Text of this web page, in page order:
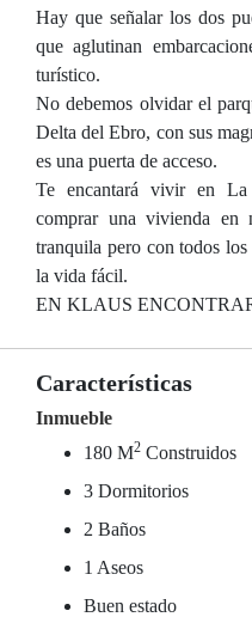
Hay que señalar los dos
que aglutinan
turístico.
No debemos olvidar el
Delta del Ebro, con sus
es una puerta de acceso.
Te encantará vivir en
comprar una vivienda en
tranquila pero con todos los
la vida fácil.
EN KLAUS
Características
Inmueble
180 M2 Construidos
3 Dormitorios
2 Baños
1 Aseos
Buen estado